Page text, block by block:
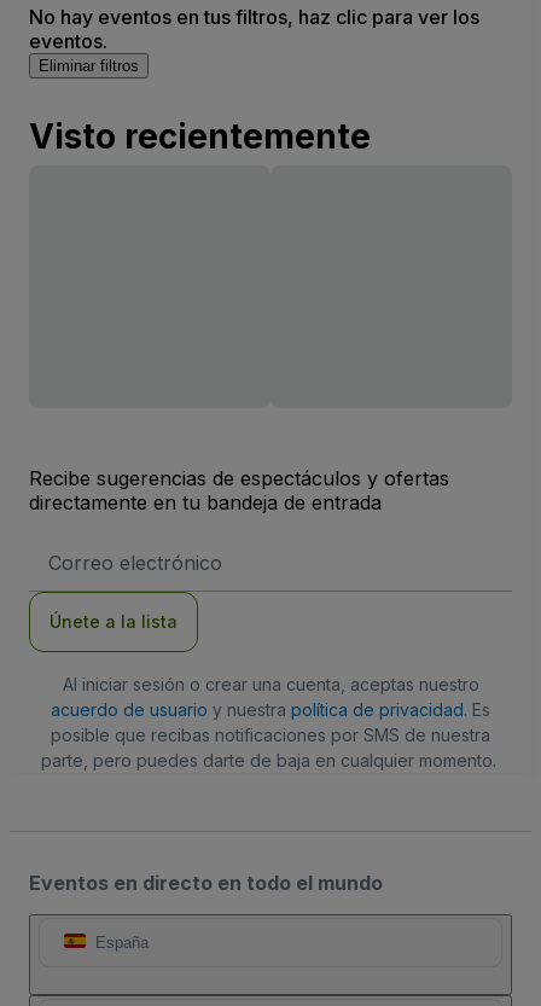
No hay eventos en tus filtros, haz clic para ver los
eventos.
Eliminar filtros
Visto recientemente
Recibe sugerencias de espectáculos y ofertas
directamente en tu bandeja de entrada
de
Únete a la lista
Al iniciar sesión o crear una cuenta, aceptas nuestro
acuerdo de usuario y nuestra política de privacidad. Es
posible que recibas notificaciones por SMS de nuestra
parte, pero puedes darte de baja en cualquier momento.
Eventos en directo en todo el mundo
España